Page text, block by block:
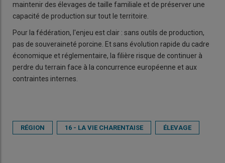
maintenir des élevages de taille familiale et de préserver une
capacité de production sur tout le territoire.
Pour la fédération, l'enjeu est clair : sans outils de production,
pas de souveraineté porcine. Et sans évolution rapide du cadre
économique et réglementaire, la filière risque de continuer à
perdre du terrain face à la concurrence européenne et aux
contraintes internes.
RÉGION 16 - LA VIE CHARENTAISE ÉLEVAGE